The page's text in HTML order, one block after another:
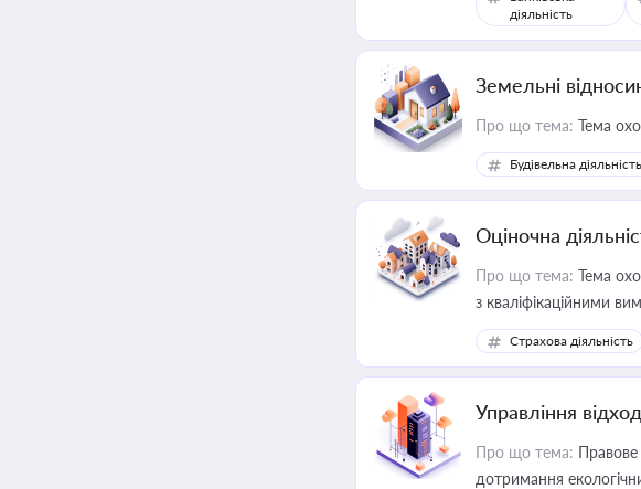
діяльність
Земельні
Про що тема: Тема
Будівельна діяльність
Оціночна
Про що тема: Тема
з кваліфікаційними
медійних змін у цій
приватизації, оренди
Страхова діяльність
Управління
Про що тема:
дотримання